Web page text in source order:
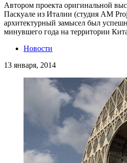
Автором проекта оригинальной
Паскуале из Италии (студия AM
архитектурный замысел был
минувшего года на территории
Новости
13 января, 2014